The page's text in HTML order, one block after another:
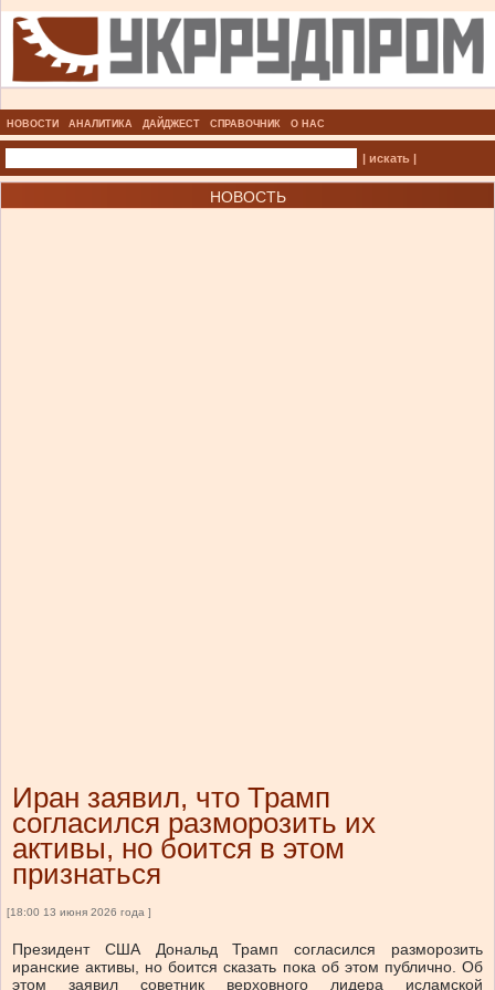
НОВОСТИ АНАЛИТИКА ДАЙДЖЕСТ СПРАВОЧНИК О НАС
| искать |
НОВОСТЬ
Иран заявил, что Трамп
согласился разморозить их
активы, но боится в этом
признаться
[18:00 13 июня 2026 года ]
Президент США Дональд Трамп согласился разморозить
иранские активы, но боится сказать пока об этом публично. Об
этом заявил советник верховного лидера исламской